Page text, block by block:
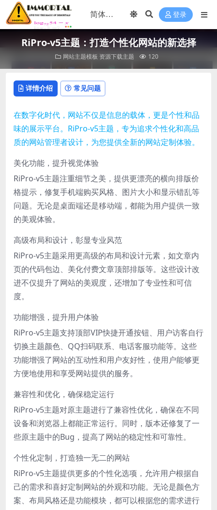
登录
RiPro-v5主题：打造个性化网站的新选择
网站主题模板 资源下载主题 120
详情介绍 常见问题
在数字化时代，网站不仅是信息的载体，更是个性和品
味的展示平台。RiPro-v5主题，专为追求个性化和高品
质的网站管理者设计，为您提供全新的网站定制体验。
美化功能，提升视觉体验
RiPro-v5主题注重细节之美，提供更漂亮的横向排版价
格提示，修复手机端购买风格、图片大小和显示错乱等
问题。无论是桌面端还是移动端，都能为用户提供一致
的美观体验。
高级布局和设计，彰显专业风范
RiPro-v5主题采用更高级的布局和设计元素，如文章内
页的代码包边、美化付费文章顶部排版等。这些设计改
进不仅提升了网站的美观度，还增加了专业性和可信
度。
功能增强，提升用户体验
RiPro-v5主题支持顶部VIP快捷开通按钮、用户访客自行
切换主题颜色、QQ扫码联系、电话客服功能等。这些
功能增强了网站的互动性和用户友好性，使用户能够更
方便地使用和享受网站提供的服务。
兼容性和优化，确保稳定运行
RiPro-v5主题对原主题进行了兼容性优化，确保在不同
设备和浏览器上都能正常运行。同时，版本还修复了一
些原主题中的Bug，提高了网站的稳定性和可靠性。
个性化定制，打造独一无二的网站
RiPro-v5主题提供更多的个性化选项，允许用户根据自
己的需求和喜好定制网站的外观和功能。无论是颜色方
案、布局风格还是功能模块，都可以根据您的需求进行